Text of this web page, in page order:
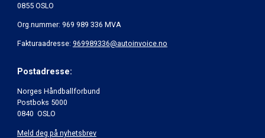
0855 OSLO
Org.nummer: 969 989 336 MVA
Fakturaadresse: 969989336@autoinvoice.no
Postadresse:
Norges Håndballforbund
Postboks 5000
0840 OSLO
Meld deg på nyhetsbrev